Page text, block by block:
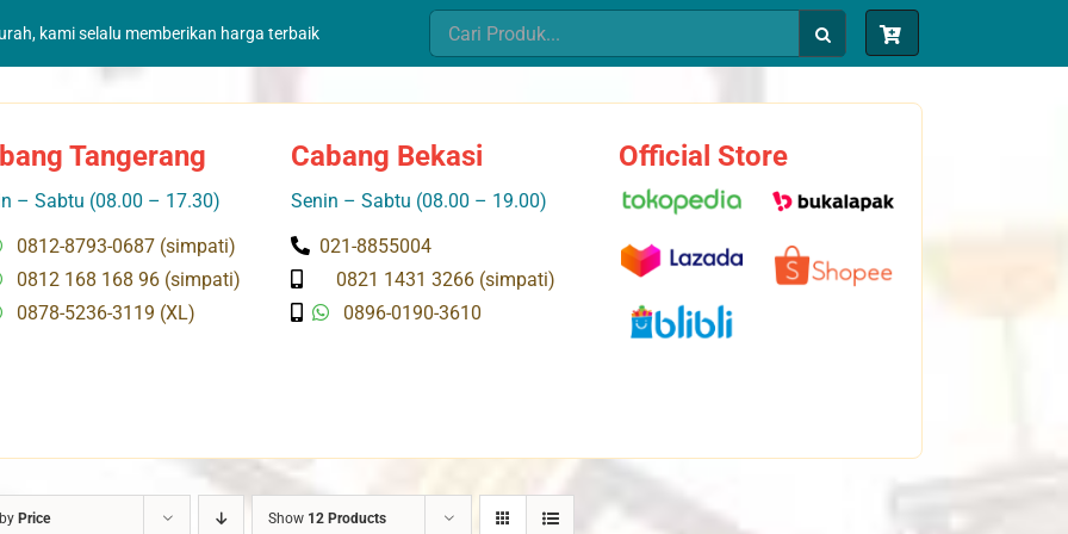
kami selalu memberikan harga terbaik
Search
for:
Tangerang
– Sabtu (08.00 – 17.30)
0812-8793-0687 (simpati)
0812 168 168 96 (simpati)
0878-5236-3119 (XL)
Cabang Bekasi
Senin – Sabtu (08.00 – 19.00)
021-8855004
0821 1431 3266 (simpati)
0896-0190-3610
Official Store
Price Show 12 Products